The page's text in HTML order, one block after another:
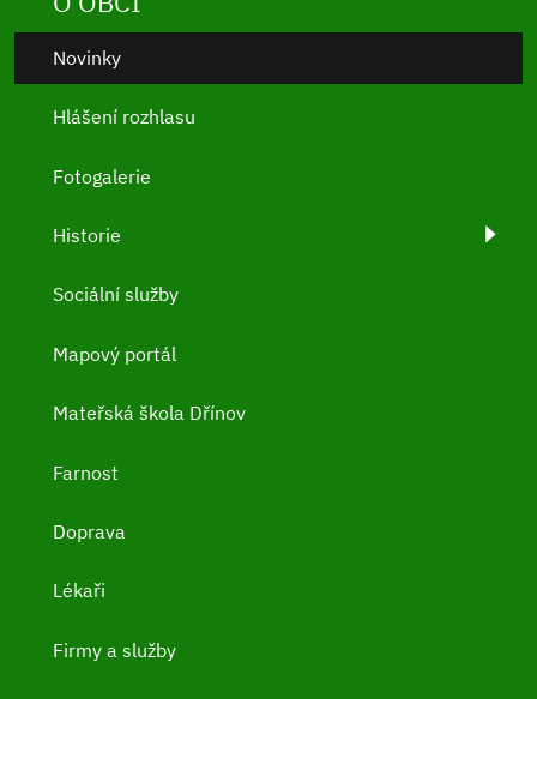
Novinky
Hlášení rozhlasu
Fotogalerie
Historie
Sociální služby
Mapový portál
Mateřská škola Dřínov
Farnost
Doprava
Lékaři
Firmy a služby